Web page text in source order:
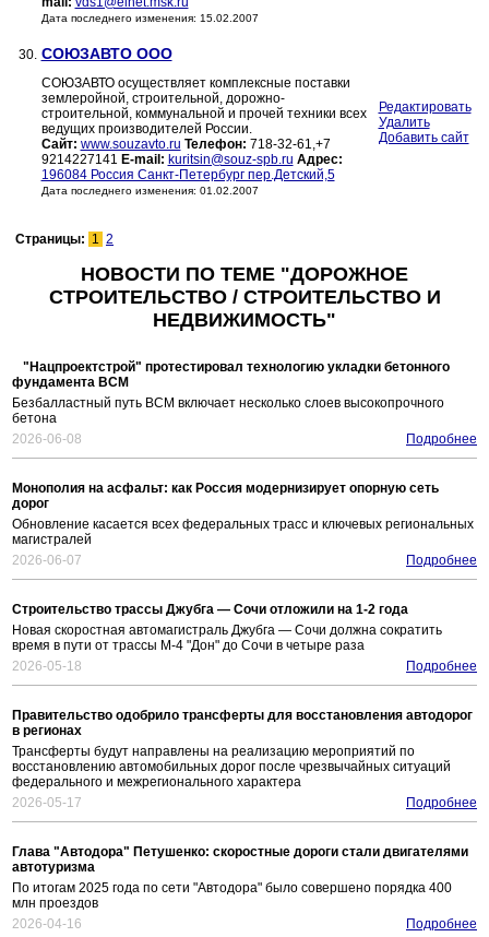
Дата последнего изменения: 15.02.2007
30. СОЮЗАВТО ООО
СОЮЗАВТО осуществляет комплексные поставки
землеройной, строительной, дорожно-
строительной, коммунальной и прочей техники всех
ведущих производителей России.
Сайт: www.souzavto.ru Телефон: 718-32-61,+7
9214227141 E-mail: kuritsin@souz-spb.ru Адрес:
196084 Россия Санкт-Петербург пер.Детский,5
Дата последнего изменения: 01.02.2007
Редактировать
Удалить
Добавить сайт
Страницы: 1 2
НОВОСТИ ПО ТЕМЕ "ДОРОЖНОЕ
СТРОИТЕЛЬСТВО / СТРОИТЕЛЬСТВО И
НЕДВИЖИМОСТЬ"
"Нацпроектстрой" протестировал технологию укладки бетонного
фундамента ВСМ
Безбалластный путь ВСМ включает несколько слоев высокопрочного
бетона
2026-06-08
Подробнее
Монополия на асфальт: как Россия модернизирует опорную сеть
дорог
Обновление касается всех федеральных трасс и ключевых региональных
магистралей
2026-06-07
Подробнее
Строительство трассы Джубга — Сочи отложили на 1-2 года
Новая скоростная автомагистраль Джубга — Сочи должна сократить
время в пути от трассы М-4 "Дон" до Сочи в четыре раза
2026-05-18
Подробнее
Правительство одобрило трансферты для восстановления автодорог
в регионах
Трансферты будут направлены на реализацию мероприятий по
восстановлению автомобильных дорог после чрезвычайных ситуаций
федерального и межрегионального характера
2026-05-17
Подробнее
Глава "Автодора" Петушенко: скоростные дороги стали двигателями
автотуризма
По итогам 2025 года по сети "Автодора" было совершено порядка 400
млн проездов
2026-04-16
Подробнее